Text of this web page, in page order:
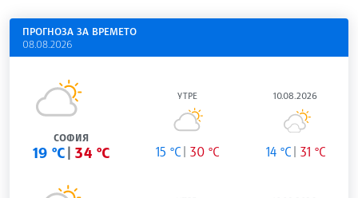
ПРОГНОЗА ЗА ВРЕМЕТО
08.08.2026
СОФИЯ
19 °C 34 °C
УТРЕ
15 °C 30 °C
10.08.2026
14 °C 31 °C